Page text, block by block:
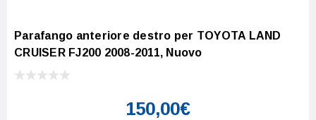
Parafango anteriore destro per TOYOTA LAND
CRUISER FJ200 2008-2011, Nuovo
150,00€